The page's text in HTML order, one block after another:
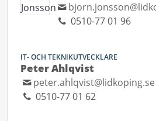
0510-77 01 96
IT- OCH TEKNIKUTVECKLARE
Peter Ahlqvist
peter.ahlqvist@lidkoping.se
0510-77 01 62